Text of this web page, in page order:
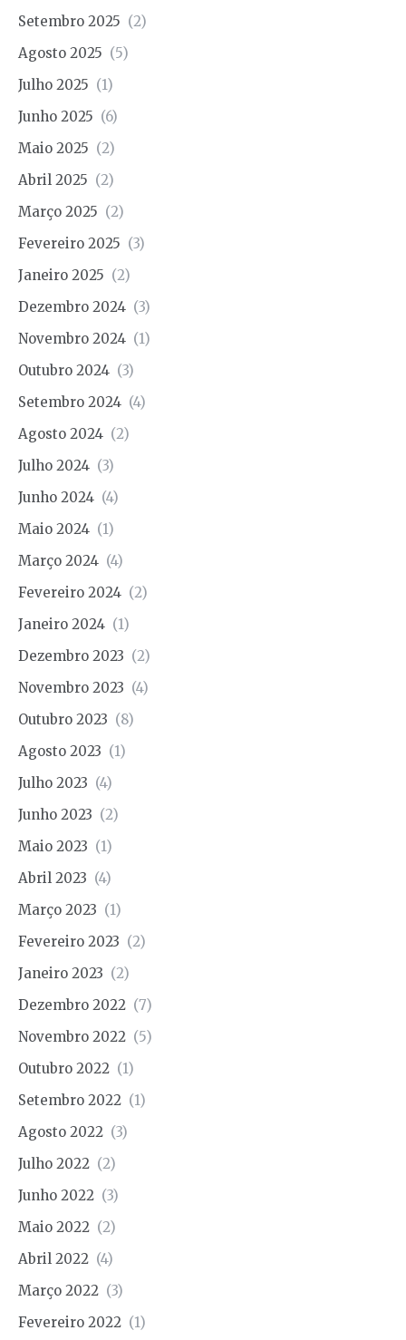
Setembro 2025 (2)
Agosto 2025 (5)
Julho 2025 (1)
Junho 2025 (6)
Maio 2025 (2)
Abril 2025 (2)
Março 2025 (2)
Fevereiro 2025 (3)
Janeiro 2025 (2)
Dezembro 2024 (3)
Novembro 2024 (1)
Outubro 2024 (3)
Setembro 2024 (4)
Agosto 2024 (2)
Julho 2024 (3)
Junho 2024 (4)
Maio 2024 (1)
Março 2024 (4)
Fevereiro 2024 (2)
Janeiro 2024 (1)
Dezembro 2023 (2)
Novembro 2023 (4)
Outubro 2023 (8)
Agosto 2023 (1)
Julho 2023 (4)
Junho 2023 (2)
Maio 2023 (1)
Abril 2023 (4)
Março 2023 (1)
Fevereiro 2023 (2)
Janeiro 2023 (2)
Dezembro 2022 (7)
Novembro 2022 (5)
Outubro 2022 (1)
Setembro 2022 (1)
Agosto 2022 (3)
Julho 2022 (2)
Junho 2022 (3)
Maio 2022 (2)
Abril 2022 (4)
Março 2022 (3)
Fevereiro 2022 (1)